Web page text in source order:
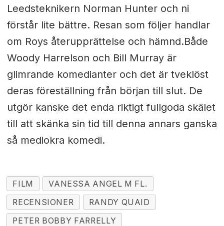
Leedsteknikern Norman Hunter och ni
förstår lite bättre. Resan som följer handlar
om Roys återupprättelse och hämnd.Både
Woody Harrelson och Bill Murray är
glimrande komedianter och det är tveklöst
deras föreställning från början till slut. De
utgör kanske det enda riktigt fullgoda skälet
till att skänka sin tid till denna annars ganska
så mediokra komedi.
FILM
VANESSA ANGEL M FL.
RECENSIONER
RANDY QUAID
PETER BOBBY FARRELLY